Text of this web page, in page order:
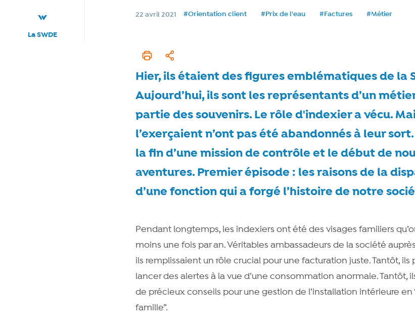
La SWDE
Date de publication
22 avril 2021 Tags
#Orientation client #Prix de l'eau #Factures #Métier
Imprimer cet article
Partager
Hier, ils étaient des figures emblématiques de la
Aujourd’hui, ils sont les représentants d’un
partie des souvenirs. Le rôle d'indexier a vécu.
l’exerçaient n’ont pas été abandonnés à leur
la fin d’une mission de contrôle et le début de
aventures. Premier épisode : les raisons de la
d’une fonction qui a forgé l’histoire de notre
Pendant longtemps, les indexiers ont été des visages familiers
moins une fois par an. Véritables ambassadeurs de la société
ils remplissaient un rôle crucial pour une facturation juste. Tantôt, ils
lancer des alertes à la vue d’une consommation anormale. Tantôt,
de précieux conseils pour une gestion de l’installation intérieure en
famille”.